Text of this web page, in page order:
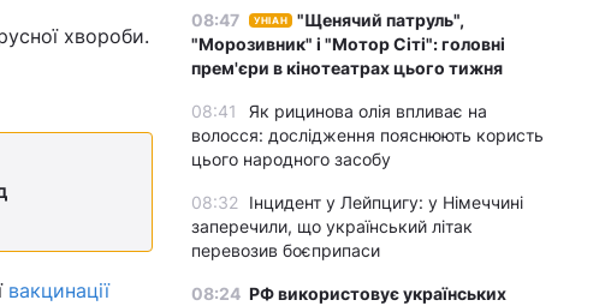
хвороби.
вакцинації
08:47 УНІАН
"Щенячий патруль",
"Морозивник" і "Мотор Сіті": головні
прем'єри в кінотеатрах цього тижня
08:41
Як рицинова олія впливає на
волосся: дослідження пояснюють користь
цього народного засобу
08:32
Інцидент у Лейпцигу: у Німеччині
заперечили, що український літак
перевозив боєприпаси
08:24 РФ використовує українських